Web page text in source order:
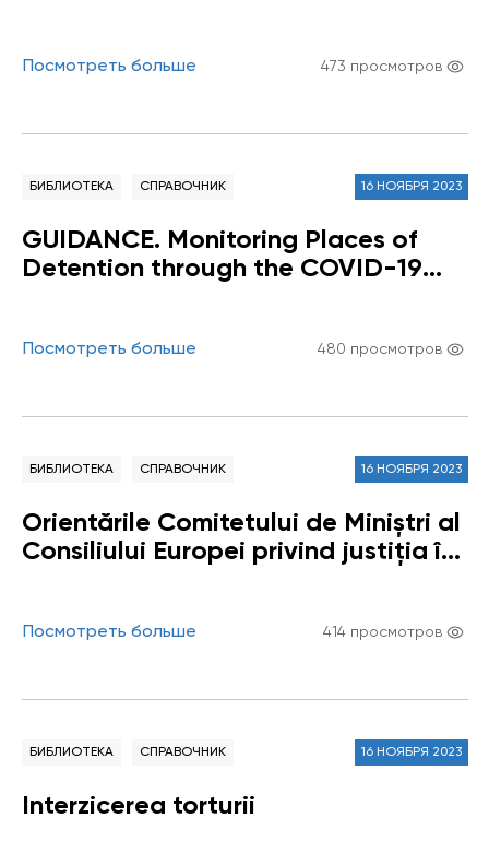
Посмотреть больше 473 просмотров
БИБЛИОТЕКА СПРАВОЧНИК 16 НОЯБРЯ 2023
GUIDANCE. Monitoring Places of
Detention through the COVID-19
Посмотреть больше 480 просмотров
БИБЛИОТЕКА СПРАВОЧНИК 16 НОЯБРЯ 2023
Orientările Comitetului de Miniștri al
Consiliului Europei privind justiția în
Посмотреть больше 414 просмотров
БИБЛИОТЕКА СПРАВОЧНИК 16 НОЯБРЯ 2023
Interzicerea torturii